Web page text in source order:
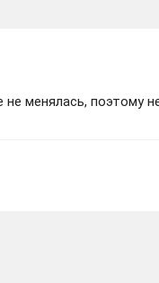
менялась, поэтому